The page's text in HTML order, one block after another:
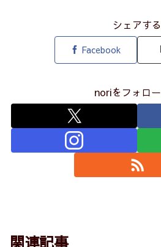
シェアする
Facebook
noriをフォロ
関連記事